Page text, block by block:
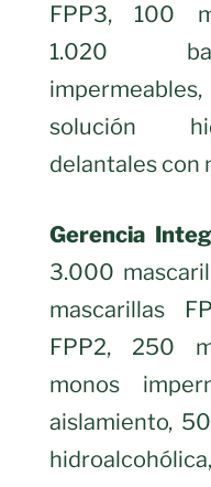
FPP3, 100
1.020
solución
delantales con
Gerencia
3.000
mascarillas
FPP2, 250
monos
aislamiento,